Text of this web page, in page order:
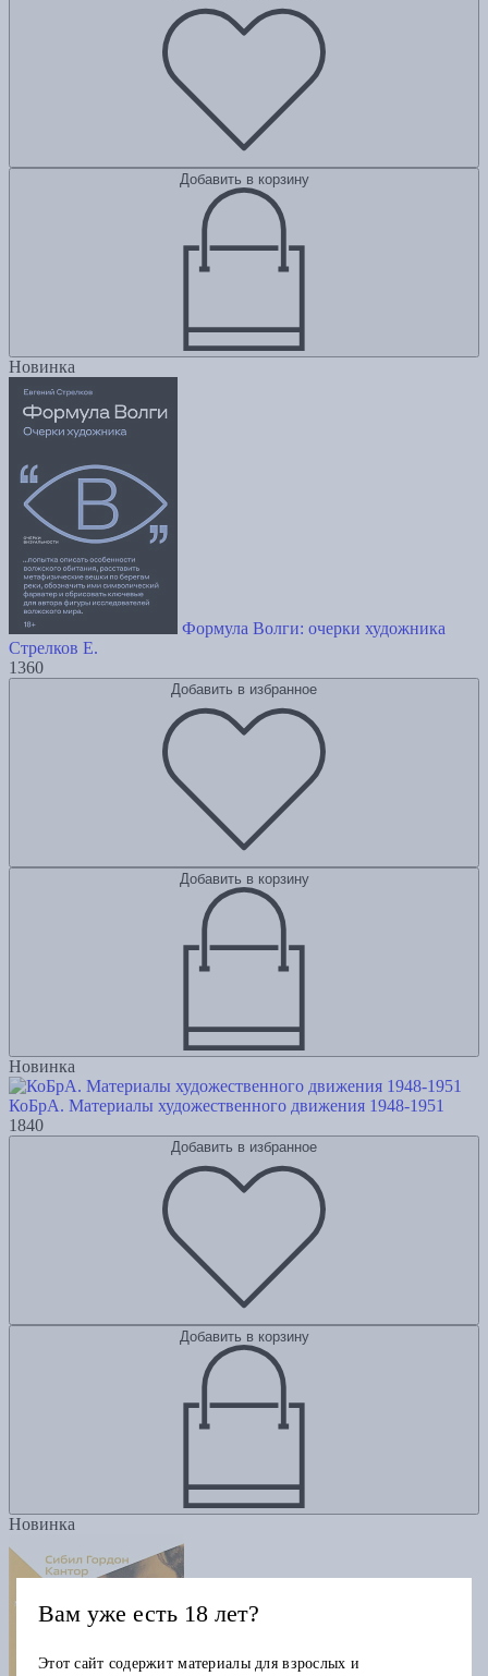
Добавить в корзину
Новинка
Формула Волги: очерки художника
Стрелков Е.
1360
Добавить в избранное
Добавить в корзину
Новинка
КоБрА. Материалы художественного движения 1948-1951
1840
Добавить в избранное
Добавить в корзину
Новинка
Вам уже есть 18 лет?
Этот сайт содержит материалы для взрослых и